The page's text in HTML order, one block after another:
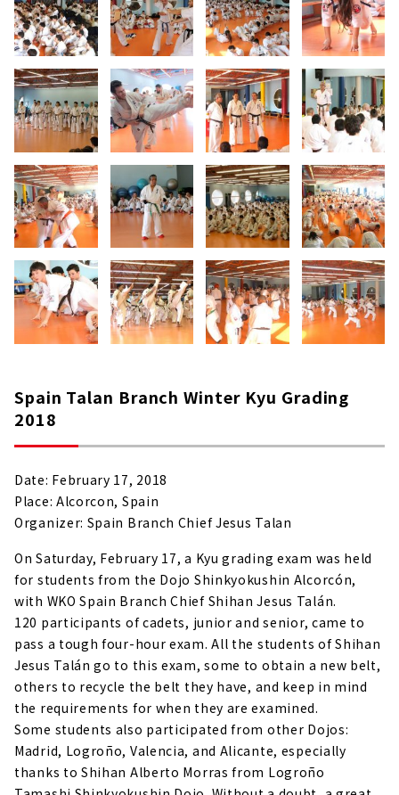
Spain Talan Branch Winter Kyu Grading
2018
Date: February 17, 2018
Place: Alcorcon, Spain
Organizer: Spain Branch Chief Jesus Talan
On Saturday, February 17, a Kyu grading exam was held
for students from the Dojo Shinkyokushin Alcorcón,
with WKO Spain Branch Chief Shihan Jesus Talán.
120 participants of cadets, junior and senior, came to
pass a tough four-hour exam. All the students of Shihan
Jesus Talán go to this exam, some to obtain a new belt,
others to recycle the belt they have, and keep in mind
the requirements for when they are examined.
Some students also participated from other Dojos:
Madrid, Logroño, Valencia, and Alicante, especially
thanks to Shihan Alberto Morras from Logroño